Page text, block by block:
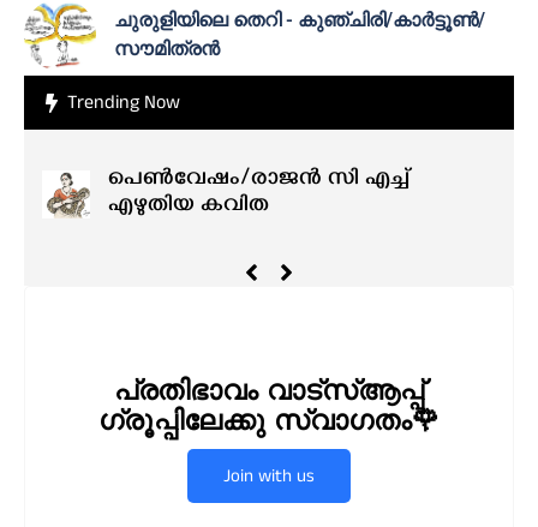
ചുരുളിയിലെ തെറി - കുഞ്ചിരി/കാർട്ടൂൺ/
സൗമിത്രൻ
Trending Now
പെൺവേഷം/രാജൻ സി എച്ച്
എഴുതിയ കവിത
പ്രതിഭാവം വാട്സ്ആപ്പ്
ഗ്രൂപ്പിലേക്കു സ്വാഗതം🌹
Join with us